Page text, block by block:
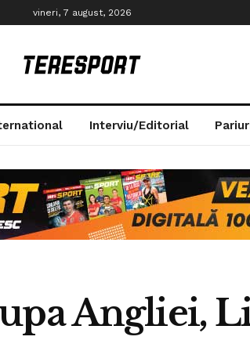
vineri, 7 august, 2026
Interviu/Editorial
Angliei,